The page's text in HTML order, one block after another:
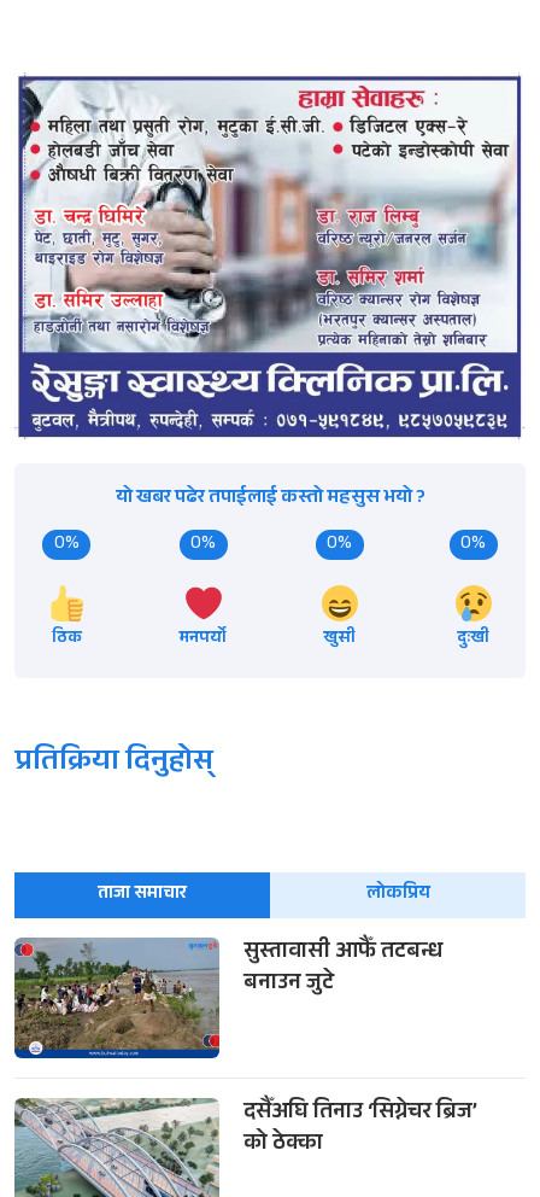
यो खबर पढेर तपाईलाई कस्तो महसुस भयो ?
0%
ठिक
0%
मनपर्यो
0%
खुसी
0%
दुःखी
प्रतिक्रिया दिनुहोस्
ताजा समाचार लोकप्रिय
सुस्तावासी आफैँ तटबन्ध
बनाउन जुटे
दसैँअघि तिनाउ ‘सिग्नेचर ब्रिज’
को ठेक्का